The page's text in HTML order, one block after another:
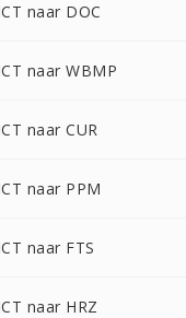
naar DOC
naar WBMP
naar CUR
naar PPM
naar FTS
naar HRZ